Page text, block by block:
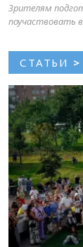
Зрителям
поучаствовать
СТАТЬИ >